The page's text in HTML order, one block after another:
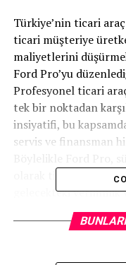
Türkiye’nin ticari
ticari müşteriye
maliyetlerini
Ford Pro’yu
Profesyonel ticari
tek bir noktadan
insiyatifi, bu
servis ve finansman
olarak ticari
gelecekteki
artırmalarını